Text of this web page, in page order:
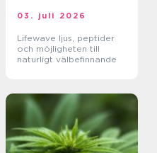
03. juli 2026
Lifewave ljus, peptider
och möjligheten till
naturligt välbefinnande